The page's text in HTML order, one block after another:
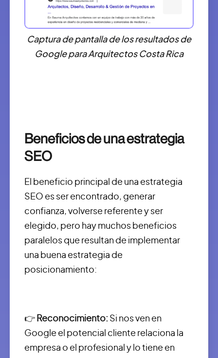
Captura de pantalla de los resultados de
Google para Arquitectos Costa Rica
Beneficios de una estrategia
SEO
El beneficio principal de una estrategia
SEO es ser encontrado, generar
confianza, volverse referente y ser
elegido, pero hay muchos beneficios
paralelos que resultan de implementar
una buena estrategia de
posicionamiento:
👉 Reconocimiento: Si nos ven en
Google el potencial cliente relaciona la
empresa o el profesional y lo tiene en